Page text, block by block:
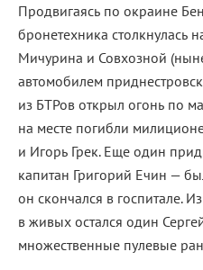
Продвигаясь по окраине
бронетехника столкнулась
Мичурина и Совхозной
автомобилем
из БТРов открыл огонь по
на месте погибли
и Игорь Грек. Еще один
капитан Григорий Ечин —
он скончался в госпитале.
в живых остался один
множественные пулевые